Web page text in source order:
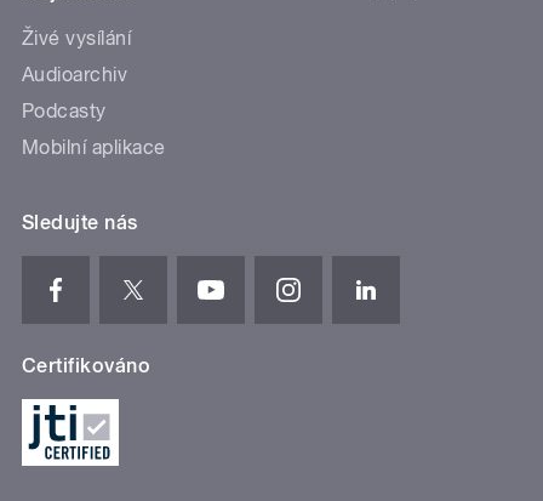
Živé vysílání
Audioarchiv
Podcasty
Mobilní aplikace
Sledujte nás
Certifikováno